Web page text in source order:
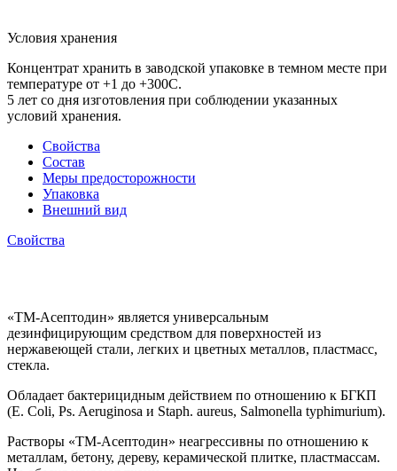
Условия хранения
Концентрат хранить в заводской упаковке в темном месте при
температуре от +1 до +300С.
5 лет со дня изготовления при соблюдении указанных
условий хранения.
Свойства
Состав
Меры предосторожности
Упаковка
Внешний вид
Свойства
«ТМ-Асептодин» является универсальным
дезинфицирующим средством для поверхностей из
нержавеющей стали, легких и цветных металлов, пластмасс,
стекла.
Обладает бактерицидным действием по отношению к БГКП
(E. Сoli, Ps. Aeruginosa и Staph. aureus, Salmonella typhimurium).
Растворы «ТМ-Асептодин» неагрессивны по отношению к
металлам, бетону, дереву, керамической плитке, пластмассам.